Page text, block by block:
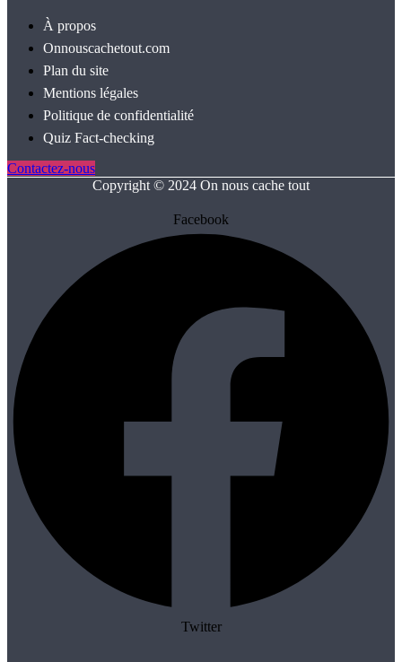
À propos
Onnouscachetout.com
Plan du site
Mentions légales
Politique de confidentialité
Quiz Fact‑checking
Contactez-nous
Copyright © 2024 On nous cache tout
Facebook
Twitter